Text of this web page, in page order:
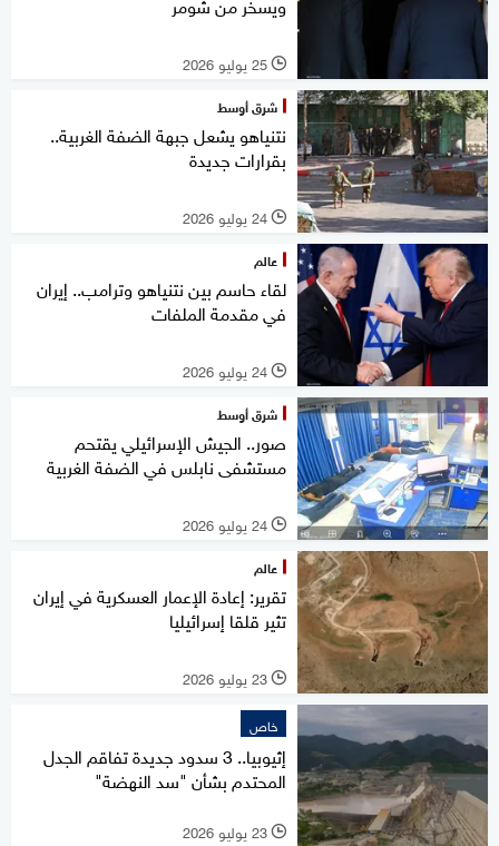
l 25 يوليو 2026
شرق أوسط
نتنياهو يشعل جبهة الضفة الغربية..
بقرارات جديدة
l 24 يوليو 2026
عالم
لقاء حاسم بين نتنياهو وترامب.. إيران
في مقدمة الملفات
l 24 يوليو 2026
شرق أوسط
صور.. الجيش الإسرائيلي يقتحم
مستشفى نابلس في الضفة الغربية
l 24 يوليو 2026
عالم
تقرير: إعادة الإعمار العسكرية في إيران
تثير قلقا إسرائيليا
l 23 يوليو 2026
خاص
إثيوبيا.. 3 سدود جديدة تفاقم الجدل
المحتدم بشأن "سد النهضة"
l 23 يوليو 2026